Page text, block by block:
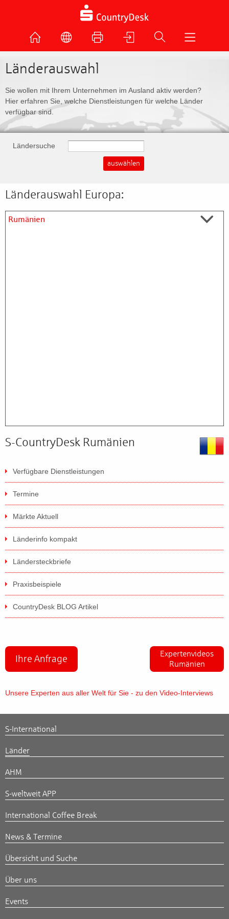
Länderauswahl
Sie wollen mit Ihrem Unternehmen im Ausland aktiv werden?
Hier erfahren Sie, welche Dienstleistungen für welche Länder
verfügbar sind.
Ländersuche
Länderauswahl Europa:
Rumänien
S-CountryDesk Rumänien
Verfügbare Dienstleistungen
Termine
Märkte Aktuell
Länderinfo kompakt
Ländersteckbriefe
Praxisbeispiele
CountryDesk BLOG Artikel
Ihre Anfrage
Expertenvideos
Rumänien
Unsere Experten aus aller Welt für Sie - zu den Video-Interviews
S-International
Länder
AHM
S-weltweit APP
International Coffee Break
News & Termine
Übersicht und Suche
Über uns
Events